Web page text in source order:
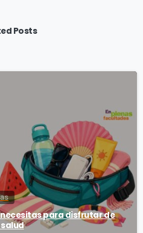
Posts
para disfrutar de